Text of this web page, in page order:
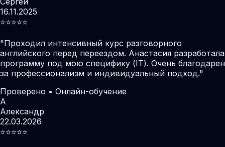
16.11.2025
⭐️⭐️⭐️⭐️⭐️
"Проходил интенсивный курс разговорного
английского перед переездом. Анастасия разработала
программу под мою специфику (IT). Очень благодарен
за профессионализм и индивидуальный подход."
Проверено • Онлайн-обучение
А
Александр
22.03.2026
⭐️⭐️⭐️⭐️⭐️